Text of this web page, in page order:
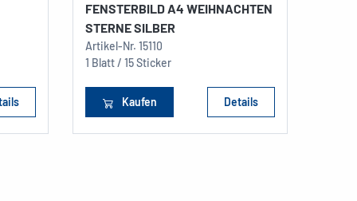
FENSTERBILD A4 WEIHNACHTEN
STERNE SILBER
Artikel-Nr. 15110
1 Blatt / 15 Sticker
Kaufen Details